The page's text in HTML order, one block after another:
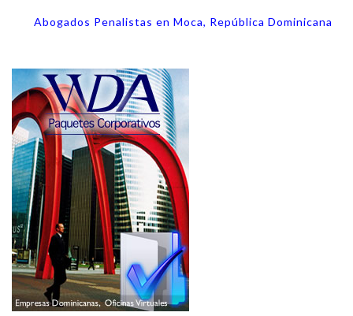
Abogados Penalistas en Moca, República Dominicana